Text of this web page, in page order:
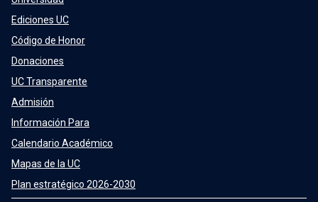
Ediciones UC
Código de Honor
Donaciones
UC Transparente
Admisión
Información Para
Calendario Académico
Mapas de la UC
Plan estratégico 2026-2030